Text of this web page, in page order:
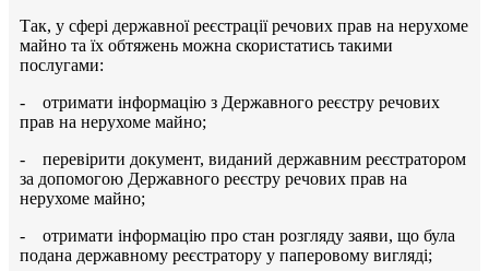
Так, у сфері державної реєстрації речових прав на нерухоме
майно та їх обтяжень можна скористатись такими
послугами:
- отримати інформацію з Державного реєстру речових
прав на нерухоме майно;
- перевірити документ, виданий державним реєстратором
за допомогою Державного реєстру речових прав на
нерухоме майно;
- отримати інформацію про стан розгляду заяви, що була
подана державному реєстратору у паперовому вигляді;